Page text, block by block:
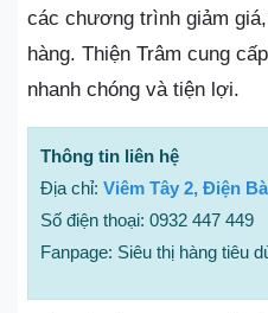
các chương trình giảm
hàng. Thiện Trâm cung
nhanh chóng và tiện lợi.
Thông tin liên hệ
Địa chỉ: Viêm Tây 2, Điện
Số điện thoại: 0932 447 449
Fanpage: Siêu thị hàng tiêu